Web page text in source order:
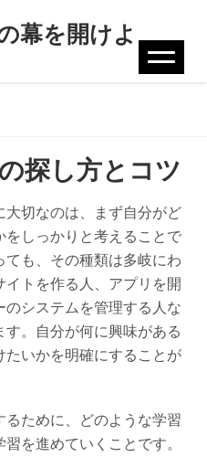
幕を開けよ
探し方とコツ
大切なのは、まず自分がど
をしっかりと考えることで
も、その種類は多岐にわ
トを作る人、アプリを開
システムを管理する人な
。自分が何に興味がある
いかを明確にすることが
ために、どのような学習
を進めていくことです。